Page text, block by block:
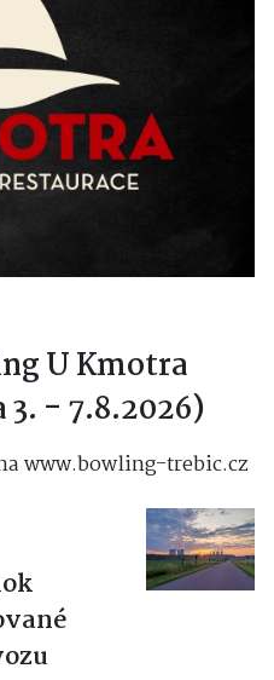
U Kmotra
- 7.8.2026)
www.bowling-trebic.cz